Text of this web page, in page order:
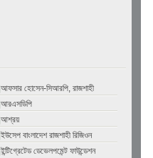
আফসার হোসেন-সিআরপি, রাজশাহী
আরএসডিপি
আশ্রয়
ইউসেপ বাংলাদেশ রাজশাহী রিজিওন
ইন্টিগ্রেটেড ডেভেলপমেন্ট ফাউন্ডেশন